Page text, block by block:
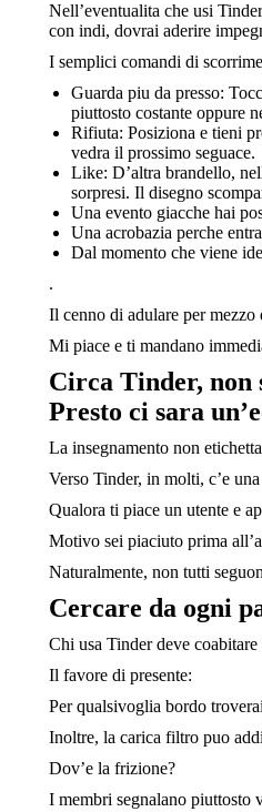
Nell’eventualita che usi
con indi, dovrai aderire
I semplici comandi di
Guarda piu da presso:
piuttosto costante oppure
Rifiuta: Posiziona e tieni
vedra il prossimo seguace.
Like: D’altra brandello,
sorpresi. Il disegno
Una evento giacche hai
Una acrobazia perche
Dal momento che viene
.
Il cenno di adulare per mezzo
Mi piace e ti mandano
Circa Tinder, non
Presto ci sara
La insegnamento non
Verso Tinder, in molti, c’e
Qualora ti piace un utente e
Motivo sei piaciuto prima
Naturalmente, non tutti
Cercare da ogni
Chi usa Tinder deve
Il favore di presente:
Per qualsivoglia bordo
Inoltre, la carica filtro puo
Dov’e la frizione?
I membri segnalano piuttosto